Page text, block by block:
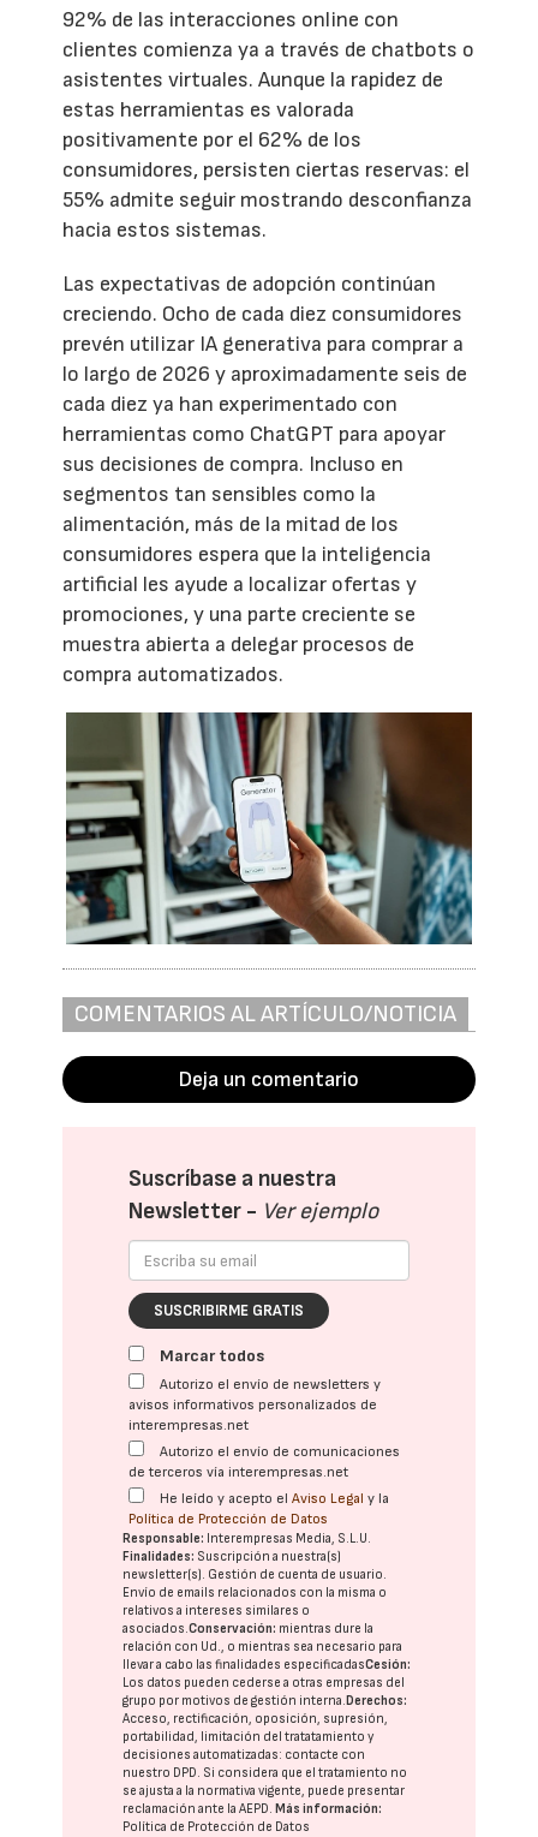
92% de las interacciones online con
clientes comienza ya a través de chatbots o
asistentes virtuales. Aunque la rapidez de
estas herramientas es valorada
positivamente por el 62% de los
consumidores, persisten ciertas reservas: el
55% admite seguir mostrando desconfianza
hacia estos sistemas.
Las expectativas de adopción continúan
creciendo. Ocho de cada diez consumidores
prevén utilizar IA generativa para comprar a
lo largo de 2026 y aproximadamente seis de
cada diez ya han experimentado con
herramientas como ChatGPT para apoyar
sus decisiones de compra. Incluso en
segmentos tan sensibles como la
alimentación, más de la mitad de los
consumidores espera que la inteligencia
artificial les ayude a localizar ofertas y
promociones, y una parte creciente se
muestra abierta a delegar procesos de
compra automatizados.
COMENTARIOS AL ARTÍCULO/NOTICIA
Deja un comentario
Suscríbase a nuestra
Newsletter - Ver ejemplo
SUSCRIBIRME GRATIS
Marcar todos
Autorizo el envío de newsletters y
avisos informativos personalizados de
interempresas.net
Autorizo el envío de comunicaciones
de terceros vía interempresas.net
He leído y acepto elAviso Legal y la
Política de Protección de Datos
Responsable: Interempresas Media, S.L.U.
Finalidades: Suscripción a nuestra(s)
newsletter(s). Gestión de cuenta de usuario.
Envío de emails relacionados con la misma o
relativos a intereses similares o
asociados.Conservación: mientras dure la
relación con Ud., o mientras sea necesario para
llevar a cabo las finalidades especificadasCesión:
Los datos pueden cederse a otras empresas del
grupo por motivos de gestión interna. Derechos:
Acceso, rectificación, oposición, supresión,
portabilidad, limitación del tratatamiento y
decisiones automatizadas: contacte con
nuestro DPD. Si considera que el tratamiento no
se ajusta a la normativa vigente, puede presentar
reclamación ante laAEPD. Más información:
Política de Protección de Datos